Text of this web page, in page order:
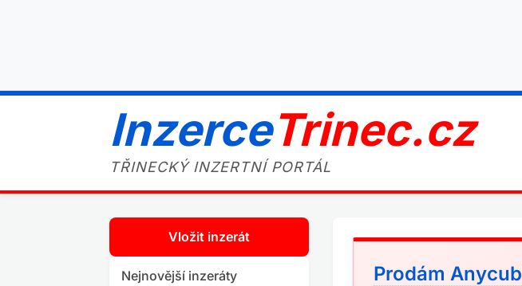
InzerceTrinec.cz
TŘINECKÝ INZERTNÍ PORTÁL
Vložit inzerát
Nejnovější inzeráty
Prodám